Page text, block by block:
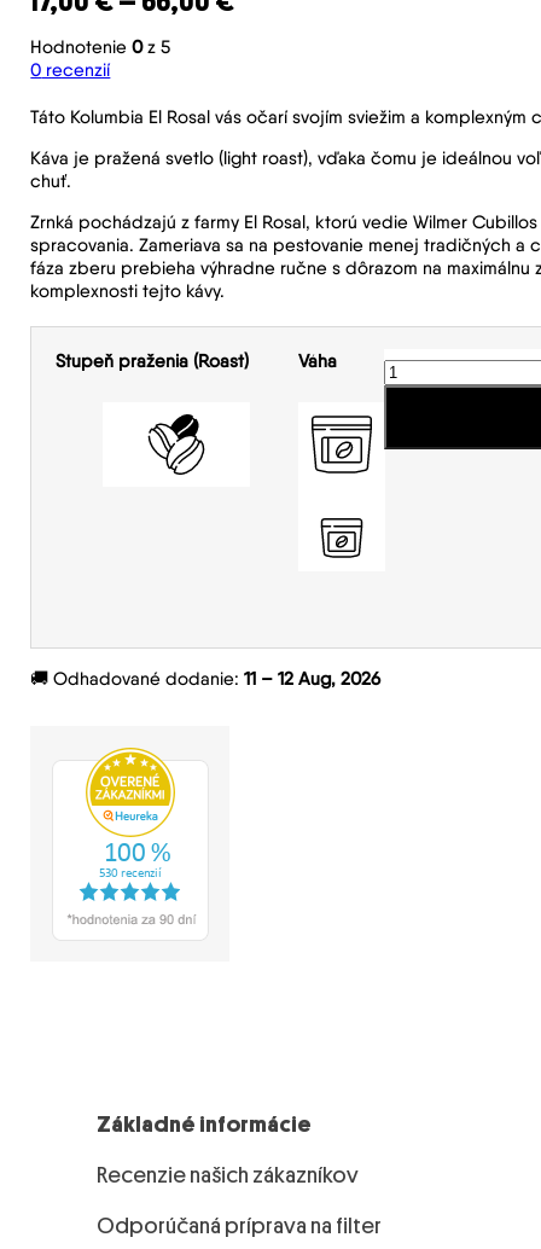
Hodnotenie0z 5
0 recenzií
Táto Kolumbia El Rosal vás očarí svojím sviežim a
Káva je pražená svetlo (light roast), vďaka čomu je ideálnou
chuť.
Zrnká pochádzajú z farmy El Rosal, ktorú vedie Wilmer
spracovania. Zameriava sa na pestovanie menej tradičných
fáza zberu prebieha výhradne ručne s dôrazom na
komplexnosti tejto kávy.
Stupeň praženia (Roast) Váha
množstvo
Colombia
Natural
🚚 Odhadované dodanie:11 – 12 Aug, 2026
Základné informácie
Recenzie našich zákazníkov
Odporúčaná príprava na filter